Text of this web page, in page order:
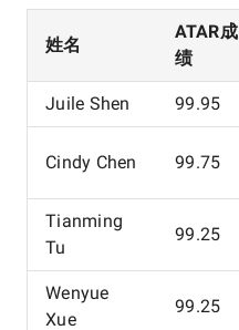
姓名
ATAR成
绩
Juile Shen 99.95
Cindy Chen 99.75
Tianming
Tu
99.25
Wenyue
Xue
99.25